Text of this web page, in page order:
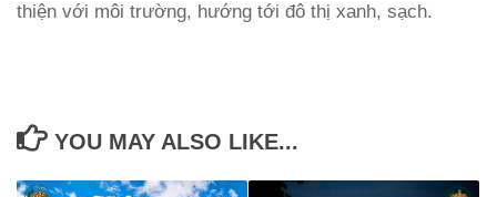
thiện với môi trường, hướng tới đô thị xanh, sạch.
YOU MAY ALSO LIKE...